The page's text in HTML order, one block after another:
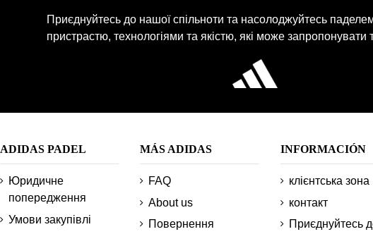
Приєднуйтесь до нашої спільноти та насолоджуйтесь паделем
пристрастю, технологіями та якістю, які може запропонувати
ADIDAS PADEL
Юридичне
попередження
Умови закупівлі
MÁS ADIDAS
FAQ
About us
Повернення
INFORMACIÓN
клієнтська зона
контакт
Приєднуйтесь